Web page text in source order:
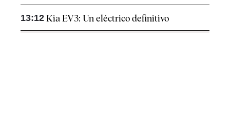
13:12 Kia EV3: Un eléctrico definitivo